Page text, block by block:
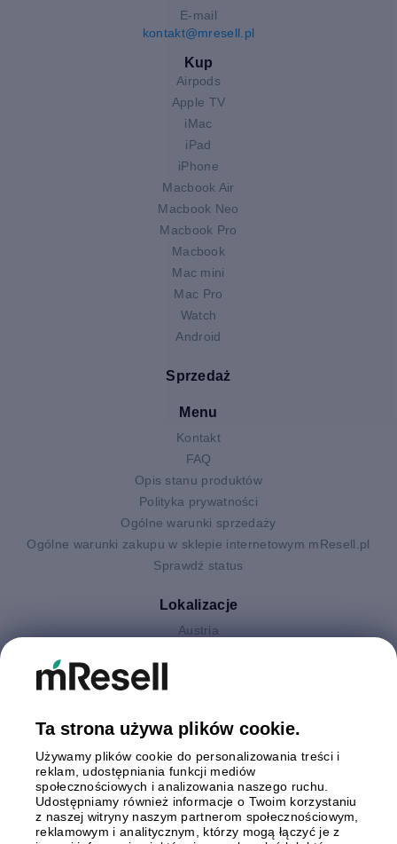
E-mail
kontakt@mresell.pl
Kup
Airpods
Apple TV
iMac
iPad
iPhone
Macbook Air
Macbook Neo
Macbook Pro
Macbook
Mac mini
Mac Pro
Watch
Android
Sprzedaż
Menu
Kontakt
FAQ
Opis stanu produktów
Polityka prywatności
Ogólne warunki sprzedaży
Ogólne warunki zakupu w sklepie internetowym mResell.pl
Sprawdź status
Lokalizacje
Austria
Polska
Szwecja
Wielka Brytania
Włochy
Płatności
Ta strona używa plików cookie.
Używamy plików cookie do personalizowania treści i
reklam, udostępniania funkcji mediów
społecznościowych i analizowania naszego ruchu.
Udostępniamy również informacje o Twoim korzystaniu
z naszej witryny naszym partnerom społecznościowym,
reklamowym i analitycznym, którzy mogą łączyć je z